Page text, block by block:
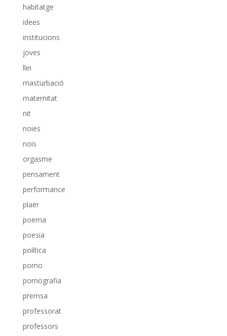
habitatge
idees
institucions
joves
llei
masturbació
maternitat
nit
noies
nois
orgasme
pensament
performance
plaer
poema
poesia
política
porno
pornografia
premsa
professorat
professors